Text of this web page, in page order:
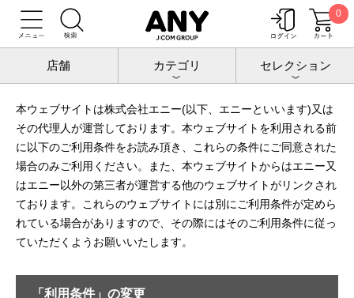
0
店舗 カテゴリ セレクション
トップ 利用条件
利用条件
本ウェブサイトは株式会社エニー(以下、エニーといいます)又は
その代理人が運営しております。本ウェブサイトを利用される前
に以下のご利用条件をお読み頂き、これらの条件にご同意された
場合のみご利用ください。また、本ウェブサイトからはエニー又
はエニー以外の第三者が運営する他のウェブサイトがリンクされ
ております。これらのウェブサイトには別にご利用条件が定めら
れている場合がありますので、その際にはそのご利用条件に従っ
ていただくようお願いいたします。
「利用条件」の変更